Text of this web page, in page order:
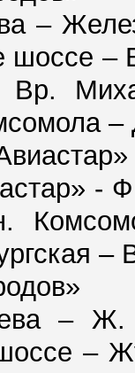
–
шоссе
-
– Ж.
–